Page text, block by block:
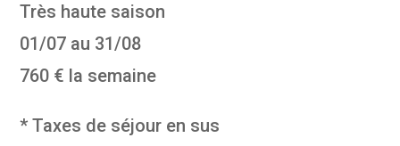
Très haute saison
01/07 au 31/08
760 € la semaine
* Taxes de séjour en sus